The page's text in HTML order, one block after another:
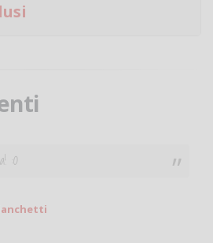
da poco e vorrei tornare a
e puoi giocare fammi sapere.